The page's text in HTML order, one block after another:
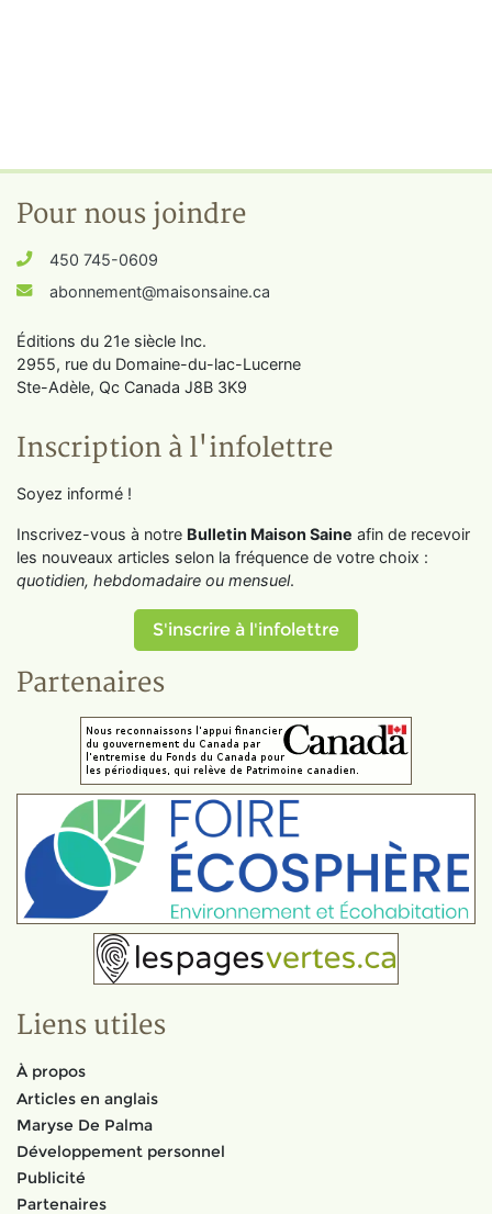
Pour nous joindre
450 745-0609
abonnement@maisonsaine.ca
Éditions du 21e siècle Inc.
2955, rue du Domaine-du-lac-Lucerne
Ste-Adèle, Qc Canada J8B 3K9
Inscription à l'infolettre
Soyez informé !
Inscrivez-vous à notre Bulletin Maison Saine afin de recevoir
les nouveaux articles selon la fréquence de votre choix :
quotidien, hebdomadaire ou mensuel.
S'inscrire à l'infolettre
Partenaires
Liens utiles
À propos
Articles en anglais
Maryse De Palma
Développement personnel
Publicité
Partenaires